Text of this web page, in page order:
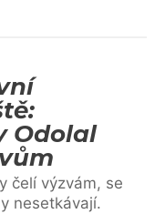
Odolal
čelí výzvám, se
nesetkávají.